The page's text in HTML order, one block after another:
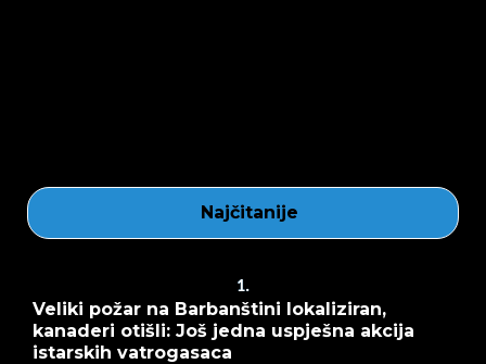
Najčitanije
1.
Veliki požar na Barbanštini lokaliziran,
kanaderi otišli: Još jedna uspješna akcija
istarskih vatrogasaca